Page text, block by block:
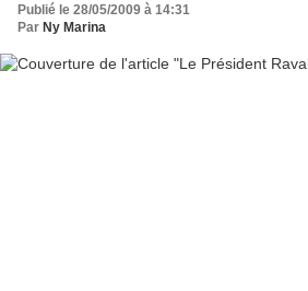
Publié le 28/05/2009 à 14:31
Par Ny Marina